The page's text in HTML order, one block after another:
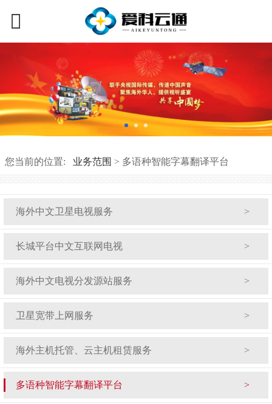
您当前的位置: 业务范围 > 多语种智能字幕翻译平台
海外中文卫星电视服务
长城平台中文互联网电视
海外中文电视分发源站服务
卫星宽带上网服务
海外主机托管、云主机租赁服务
多语种智能字幕翻译平台